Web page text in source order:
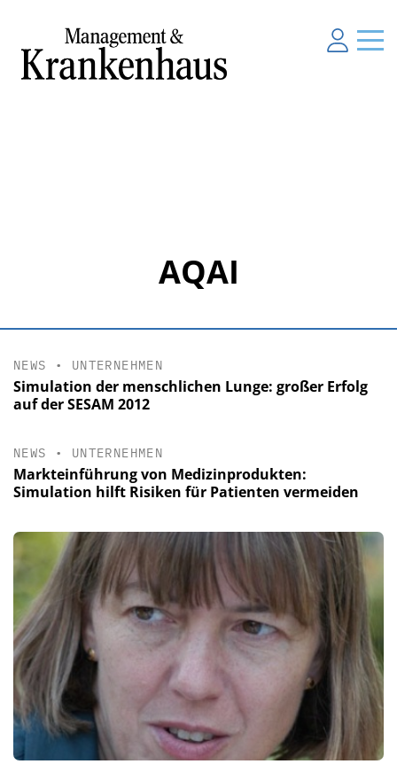
AQAI
NEWS • UNTERNEHMEN
Simulation der menschlichen Lunge: großer Erfolg
auf der SESAM 2012
NEWS • UNTERNEHMEN
Markteinführung von Medizinprodukten:
Simulation hilft Risiken für Patienten vermeiden